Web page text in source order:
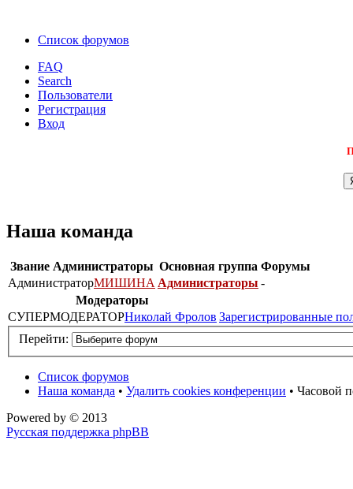
Список форумов
FAQ
Search
Пользователи
Регистрация
Вход
Наша команда
Звание Администраторы Основная группа Форумы
АдминистраторМИШИНА Администраторы -
Модераторы
СУПЕРМОДЕРАТОРНиколай Фролов Зарегистрированные
Перейти:
Список форумов
Наша команда • Удалить cookies конференции • Часовой
Powered by © 2013
Русская поддержка phpBB